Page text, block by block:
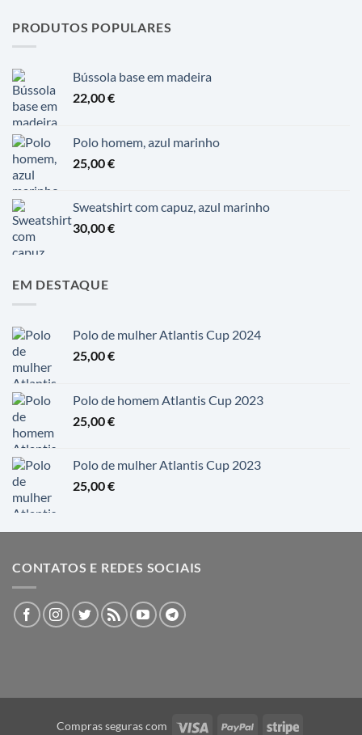
PRODUTOS POPULARES
Bússola base em madeira
22,00€
Polo homem, azul marinho
25,00€
Sweatshirt com capuz, azul marinho
30,00€
EM DESTAQUE
Polo de mulher Atlantis Cup 2024
25,00€
Polo de homem Atlantis Cup 2023
25,00€
Polo de mulher Atlantis Cup 2023
25,00€
CONTATOS E REDES SOCIAIS
Compras seguras com Visa PayPal Stripe